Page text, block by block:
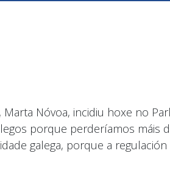
Nóvoa, incidiu hoxe no
porque perderíamos máis
galega, porque a